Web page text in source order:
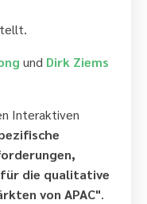
und Dirk Ziems
Interaktiven
für die qualitative
von APAC".